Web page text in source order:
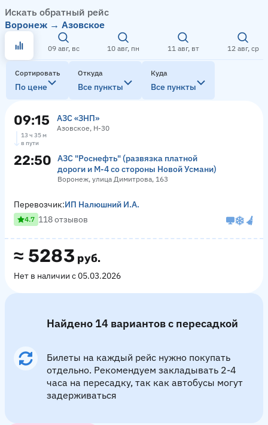
Искать обратный рейс
Воронеж → Азовское
09 авг, вс 10 авг, пн 11 авг, вт 12 авг, ср
Сортировать
По цене
Откуда
Все пункты
Куда
Все пункты
09:15 АЗС «ЗНП»
Азовское, Н-30
13 ч 35 м
в пути
22:50
АЗС "Роснефть" (развязка платной
дороги и М-4 со стороны Новой Усмани)
Воронеж, улица Димитрова, 163
≈ 5283 руб.
Нет в наличии с 05.03.2026
Перевозчик:ИП Налюшний И.А.
4.7 118 отзывов
Найдено 14 вариантов с пересадкой
Билеты на каждый рейс нужно покупать
отдельно. Рекомендуем закладывать 2-4
часа на пересадку, так как автобусы могут
задерживаться